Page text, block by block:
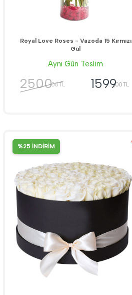
Royal Love Roses - Vazoda 15 Kırmızı
Gül
Aynı Gün Teslim
2500,00 TL 1599,00 TL
%25 İNDİRİM